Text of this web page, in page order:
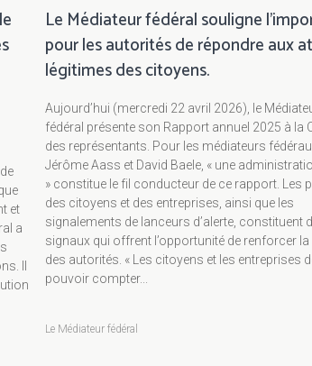
et
a
Il
Le Médiateur fédéral souligne
pour les autorités de répondre aux
légitimes des citoyens.
Aujourd’hui (mercredi 22 avril 2026), le
fédéral présente son Rapport annuel 2025 à la
des représentants. Pour les médiateurs
Jérôme Aass et David Baele, « une
» constitue le fil conducteur de ce rapport. Les
des citoyens et des entreprises, ainsi que les
signalements de lanceurs d’alerte, constituent
signaux qui offrent l’opportunité de renforcer la
des autorités. « Les citoyens et les entreprises
pouvoir compter...
Le Médiateur fédéral